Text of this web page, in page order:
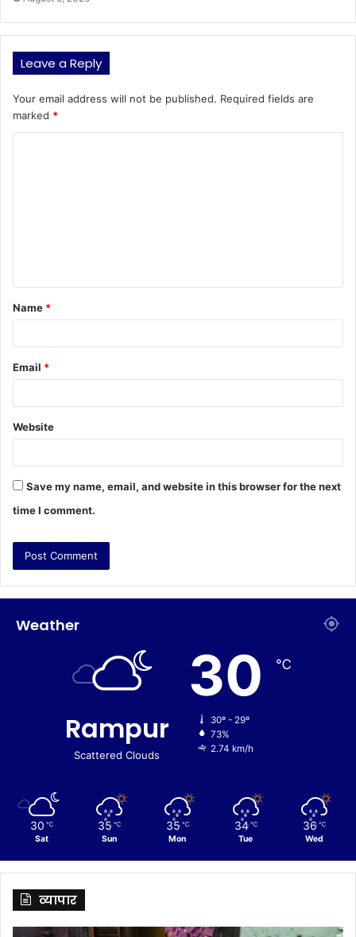
Leave a Reply
Your email address will not be published. Required fields are
marked *
t
*
Name *
Email *
Website
Save my name, email, and website in this browser for the next
time I comment.
Weather
Rampur
Scattered Clouds
30 ℃
30º - 29º
73%
2.74 km/h
30 ℃
Sat
35 ℃
Sun
35 ℃
Mon
34 ℃
Tue
36 ℃
Wed
व्यापार